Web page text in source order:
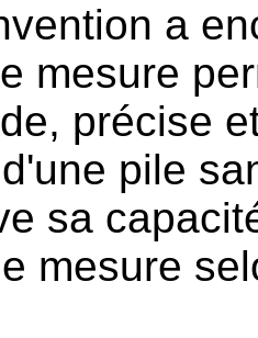
a
mesure
précise
pile
sa
mesure